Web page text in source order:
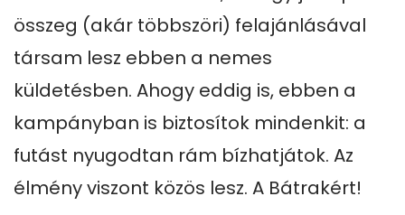
összeg (akár többszöri) felajánlásával
társam lesz ebben a nemes
küldetésben. Ahogy eddig is, ebben a
kampányban is biztosítok mindenkit: a
futást nyugodtan rám bízhatjátok. Az
élmény viszont közös lesz. A Bátrakért!